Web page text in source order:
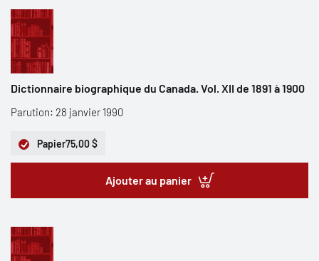
Dictionnaire biographique du Canada. Vol. XII de 1891 à 1900
Parution: 28 janvier 1990
Papier75,00 $
Ajouter au panier